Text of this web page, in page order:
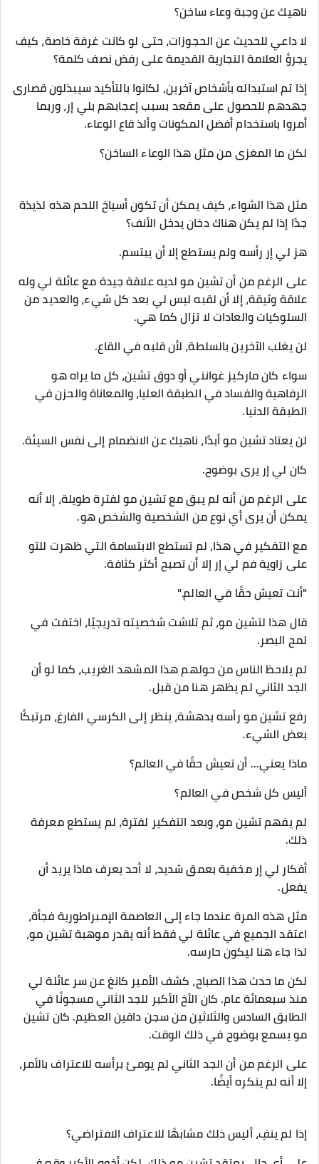
ناهيك عن وجبة وعاء ساخن؟
لا داعي للحديث عن الحجوزات، حتى لو كانت غرفة خاصة، كيف
يجرؤ العلامة التجارية القديمة على رفض نصف كلمة؟
إذا تم استبداله بأشخاص آخرين، لكانوا بالتأكيد سيبذلون قصارى
جهدهم للحصول على مقعد بسبب إعجابهم بلي إر، وربما
أمروا باستخدام أفضل المكونات وألذ قاع الوعاء.
لكن ما المغزى من مثل هذا الوعاء الساخن؟
مثل هذا الشواء، كيف يمكن أن تكون أسياخ اللحم هذه لذيذة
جدًا إذا لم يكن هناك دخان يدخل الأنف؟
هز لي إر رأسه ولم يستطع إلا أن يبتسم.
على الرغم من أن تشين مو لديه علاقة جيدة مع عائلة لي وله
علاقة وثيقة، إلا أن لقبه ليس لي بعد كل شيء، والعديد من
السلوكيات والعادات لا تزال كما هي.
لن يغلب الآخرين بالسلطة، لأن قلبه في القاع.
سواء كان ماركيز غوانني أو دوق تشين، كل ما يراه هو
الرفاهية والفساد في الطبقة العليا، والمعاناة والحزن في
الطبقة الدنيا.
لن يعتاد تشين مو أبدًا، ناهيك عن الانضمام إلى نفس السيئة.
كان لي إر يرى بوضوح.
على الرغم من أنه لم يبق مع تشين مو لفترة طويلة، إلا أنه
يمكن أن يرى أي نوع من الشخصية والشخص هو.
مع التفكير في هذا، لم تستطع الابتسامة التي ظهرت للتو
على زاوية فم لي إر إلا أن تصبح أكثر كثافة.
"أنت تعيش حقًا في العالم."
قال هذا لتشين مو، ثم تلاشت شخصيته تدريجيًا، اختفت في
لمح البصر.
لم يلاحظ الناس من حولهم هذا المشهد الغريب، كما لو أن
الجد الثاني لم يظهر هنا من قبل.
رفع تشين مو رأسه بدهشة، ينظر إلى الكرسي الفارغ، مرتبكًا
بعض الشيء.
ماذا يعني... أن تعيش حقًا في العالم؟
أليس كل شخص في العالم؟
لم يفهم تشين مو، وبعد التفكير لفترة، لم يستطع معرفة
ذلك.
أفكار لي إر مخفية بعمق شديد، لا أحد يعرف ماذا يريد أن
يفعل.
مثل هذه المرة عندما جاء إلى العاصمة الإمبراطورية فجأة،
اعتقد الجميع في عائلة لي فقط أنه يقدر موهبة تشين مو،
لذا جاء هنا ليكون حارسه.
لكن ما حدث هذا الصباح، كشف الأمير كانغ عن سر عائلة لي
منذ سبعمائة عام. كان الأخ الأكبر للجد الثاني مسجونًا في
الطابق السادس والثلاثين من سجن داقين العظيم. كان تشين
مو يسمع بوضوح في ذلك الوقت.
على الرغم من أن الجد الثاني لم يومئ برأسه للاعتراف بالأمر،
إلا أنه لم ينكره أيضًا.
إذا لم ينفِ، أليس ذلك مشابهًا للاعتراف الافتراضي؟